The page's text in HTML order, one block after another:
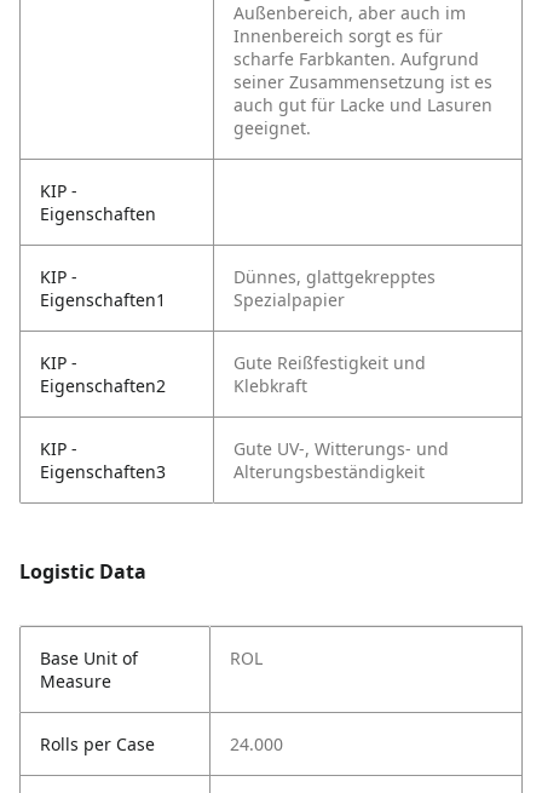
Außenbereich, aber auch im
Innenbereich sorgt es für
scharfe Farbkanten. Aufgrund
seiner Zusammensetzung ist es
auch gut für Lacke und Lasuren
geeignet.
KIP -
Eigenschaften
KIP -
Eigenschaften1
Dünnes, glattgekrepptes
Spezialpapier
KIP -
Eigenschaften2
Gute Reißfestigkeit und
Klebkraft
KIP -
Eigenschaften3
Gute UV-, Witterungs- und
Alterungsbeständigkeit
Logistic Data
Base Unit of
Measure
ROL
Rolls per Case 24.000